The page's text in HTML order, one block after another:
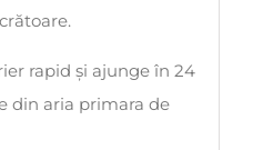
rapid și ajunge în 24
din aria primara de